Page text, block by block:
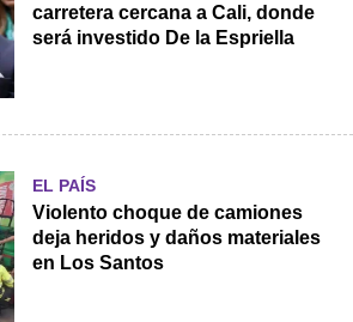
carretera cercana a Cali, donde
será investido De la Espriella
EL PAÍS
Violento choque de camiones
deja heridos y daños materiales
en Los Santos